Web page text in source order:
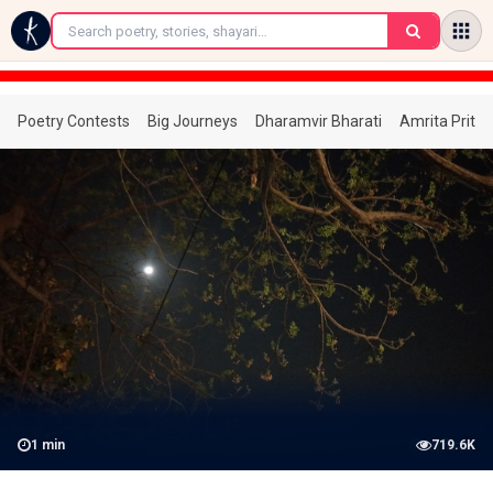
←
Poetry Contests Big Journeys Dharamvir Bharati Amrita
1 min 719.6K